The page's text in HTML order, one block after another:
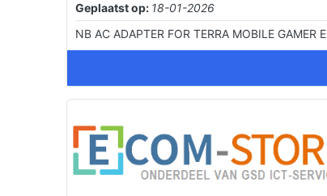
Geplaatst op: 18-01-2026
NB AC ADAPTER FOR TERRA MOBILE GAMER